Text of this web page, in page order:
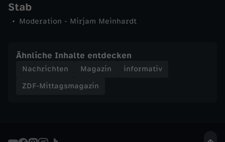
-
D
F
Stab
Moderation - Mirjam Meinhardt
Ähnliche Inhalte entdecken
Nachrichten Magazin
informativ
ZDF-Mittagsmagazin